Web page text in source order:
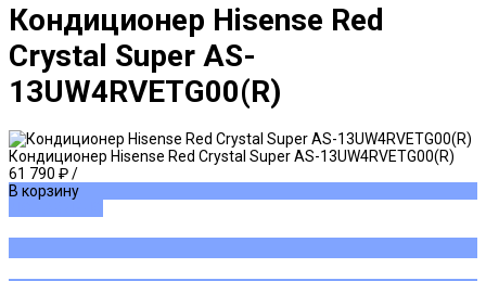
Кондиционер Hisense Red
Crystal Super AS-
13UW4RVETG00(R)
Кондиционер Hisense Red Crystal Super AS-13UW4RVETG00(R)
61 790 ₽/
В корзину